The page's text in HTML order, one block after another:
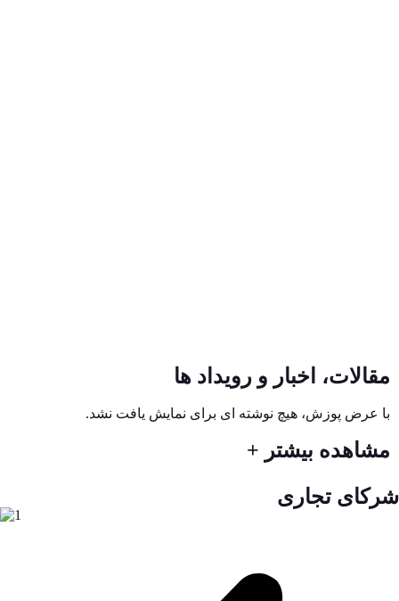
مقالات، اخبار و رویداد ها
با عرض پوزش، هیچ نوشته ای برای نمایش یافت نشد.
مشاهده بیشتر +
شرکای تجاری